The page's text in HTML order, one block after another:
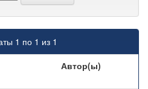
1 по 1 из 1
Автор(ы)